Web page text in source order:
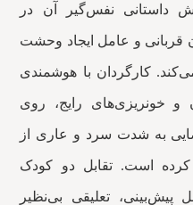
داستانی نفس‌گیر آن در
قربانی و عامل ایجاد وحشت
کارگردان با هوشمندی
و خونریزی‌های رایج، روی
به شدت سرد و عاری از
است. تقابل دو کودک
پیش‌بینی، تعلیقی بی‌نظیر